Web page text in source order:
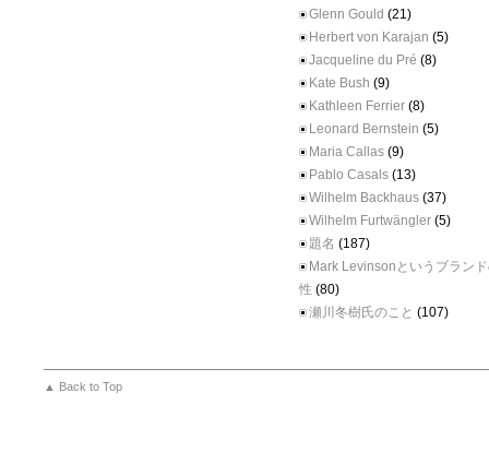
Glenn Gould (21)
Herbert von Karajan (5)
Jacqueline du Pré (8)
Kate Bush (9)
Kathleen Ferrier (8)
Leonard Bernstein (5)
Maria Callas (9)
Pablo Casals (13)
Wilhelm Backhaus (37)
Wilhelm Furtwängler (5)
題名 (187)
Mark Levinsonというブラン
性 (80)
瀬川冬樹氏のこと (107)
▲ Back to Top